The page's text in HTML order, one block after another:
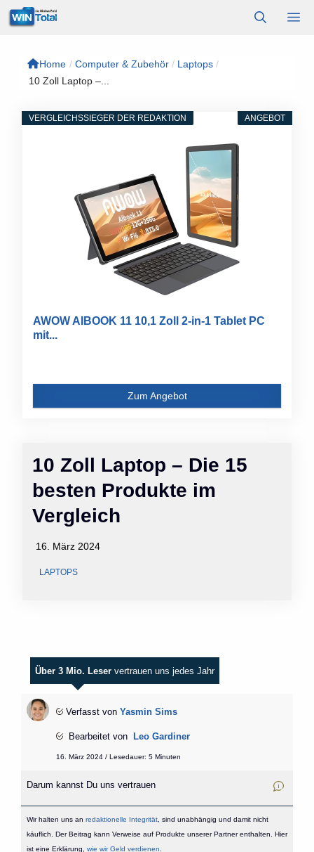
Zum
Inhalt
Home / Computer & Zubehör / Laptops /
10 Zoll Laptop –...
10 Zoll Laptop – Die 15
besten Produkte im
Vergleich
16. März 2024
LAPTOPS
ANGEBOT
VERGLEICHSSIEGER DER REDAKTION
AWOW AIBOOK 11 10,1 Zoll 2-in-1 Tablet PC
mit...
Zum Angebot
Über 3 Mio. Leser vertrauen uns jedes Jahr
Verfasst von Yasmin Sims
Bearbeitet von Leo Gardiner
16. März 2024 / Lesedauer: 5 Minuten
Darum kannst Du uns vertrauen
Wir halten uns an redaktionelle Integrität, sind unabhängig und damit nicht
käuflich. Der Beitrag kann Verweise auf Produkte unserer Partner enthalten. Hier
ist eine Erklärung, wie wir Geld verdienen